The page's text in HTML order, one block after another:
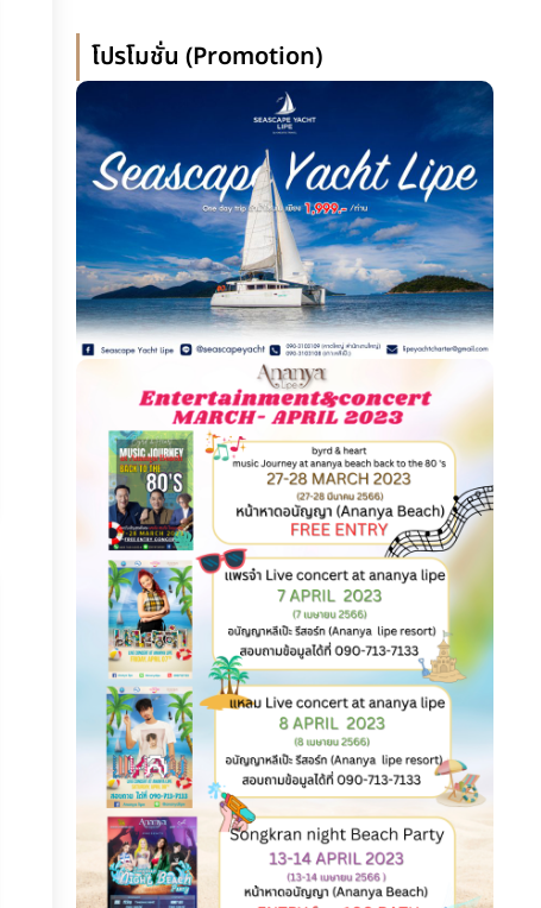
โปรโมชั่น (Promotion)